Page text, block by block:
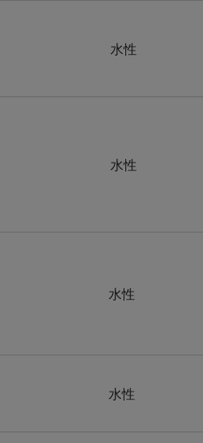
水性
水性
水性
水性